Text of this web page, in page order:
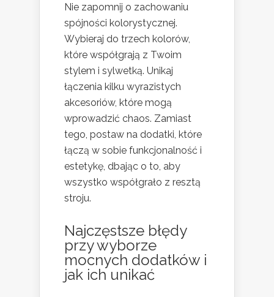
Nie zapomnij o zachowaniu
spójności kolorystycznej.
Wybieraj do trzech kolorów,
które współgrają z Twoim
stylem i sylwetką. Unikaj
łączenia kilku wyrazistych
akcesoriów, które mogą
wprowadzić chaos. Zamiast
tego, postaw na dodatki, które
łączą w sobie funkcjonalność i
estetykę, dbając o to, aby
wszystko współgrało z resztą
stroju.
Najczęstsze błędy
przy wyborze
mocnych dodatków i
jak ich unikać